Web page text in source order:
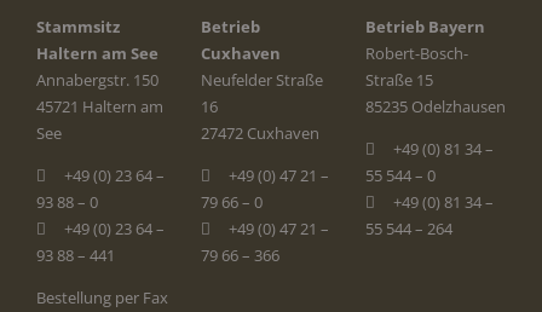
Stammsitz
Haltern am See
Annabergstr. 150
45721 Haltern am
See
+49 (0) 23 64 –
93 88 – 0
+49 (0) 23 64 –
93 88 – 441
Bestellung per Fax
Betrieb
Cuxhaven
Neufelder Straße
16
27472 Cuxhaven
+49 (0) 47 21 –
79 66 – 0
+49 (0) 47 21 –
79 66 – 366
Betrieb Bayern
Robert-Bosch-
Straße 15
85235 Odelzhausen
+49 (0) 81 34 –
55 544 – 0
+49 (0) 81 34 –
55 544 – 264